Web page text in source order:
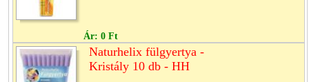
Ár: 0 Ft
Naturhelix fülgyertya -
Kristály 10 db - HH